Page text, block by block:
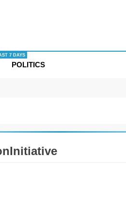
7 DAYS
POLITICS